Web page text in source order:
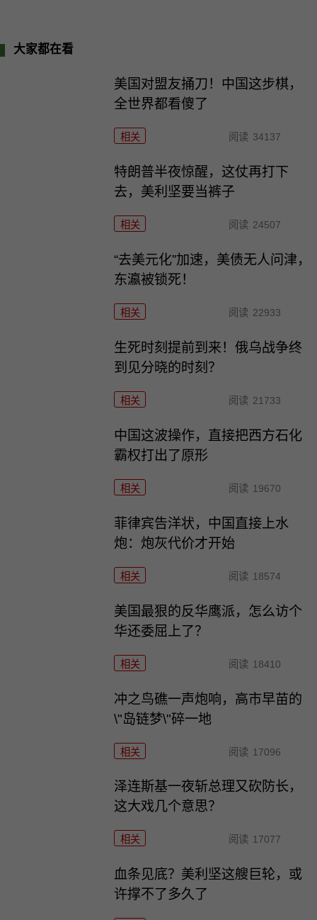
大家都在看
美国对盟友捅刀！中国这步棋，
全世界都看傻了
相关 阅读 34137
特朗普半夜惊醒，这仗再打下
去，美利坚要当裤子
相关 阅读 24507
“去美元化”加速，美债无人问津，
东瀛被锁死！
相关 阅读 22933
生死时刻提前到来！俄乌战争终
到见分晓的时刻？
相关 阅读 21733
中国这波操作，直接把西方石化
霸权打出了原形
相关 阅读 19670
菲律宾告洋状，中国直接上水
炮：炮灰代价才开始
相关 阅读 18574
美国最狠的反华鹰派，怎么访个
华还委屈上了？
相关 阅读 18410
冲之鸟礁一声炮响，高市早苗的
\"岛链梦\"碎一地
相关 阅读 17096
泽连斯基一夜斩总理又砍防长，
这大戏几个意思？
相关 阅读 17077
血条见底？美利坚这艘巨轮，或
许撑不了多久了